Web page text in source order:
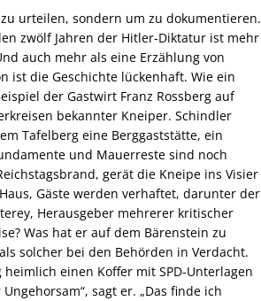
urteilen, sondern um zu dokumentieren.
zwölf Jahren der Hitler-Diktatur ist mehr
auch mehr als eine Erzählung von
ist die Geschichte lückenhaft. Wie ein
der Gastwirt Franz Rossberg auf
bekannter Kneiper. Schindler
Tafelberg eine Berggaststätte, ein
und Mauerreste sind noch
gerät die Kneipe ins Visier
Gäste werden verhaftet, darunter der
Herausgeber mehrerer kritischer
Was hat er auf dem Bärenstein zu
solcher bei den Behörden in Verdacht.
einen Koffer mit SPD-Unterlagen
sagt er. „Das finde ich